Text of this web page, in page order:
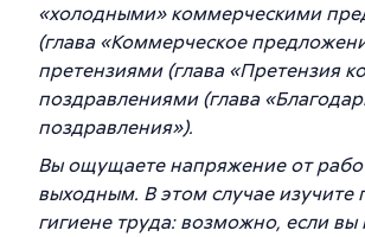
«холодными» коммерческими
(глава «Коммерческое
претензиями (глава «Претензия
поздравлениями (глава
поздравления»).
Вы ощущаете напряжение от
выходным. В этом случае изучите
гигиене труда: возможно, если вы